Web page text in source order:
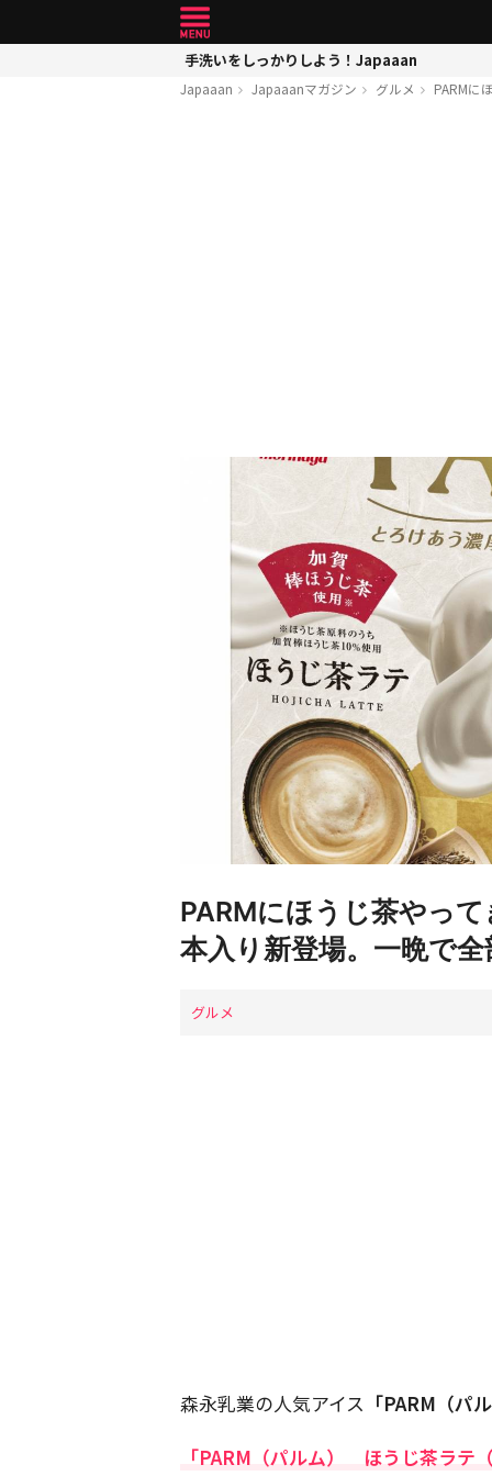
手洗いをしっかりしよう！Japaaan
Japaaan Japaaanマガジン グルメ PARMに
PARMにほうじ茶やっ
本入り新登場。一晩で
グルメ
森永乳業の人気アイス 「PARM（パ
「PARM（パルム） ほうじ茶ラテ